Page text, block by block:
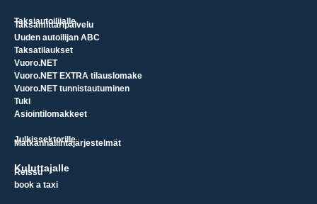
Taksiautoilijalle
Taksamittaripalvelu
Uuden autoilijan ABC
Taksatilaukset
Vuoro.NET
Vuoro.NET EXTRA tilauslomake
Vuoro.NET tunnistautuminen
Tuki
Asiointilomakkeet
Julkissektorille
Matkanhallintajärjestelmät
Kuluttajalle
Reissu
book a taxi